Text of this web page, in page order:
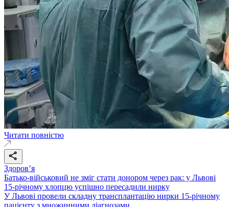
Читати повністю
Здоровʼя
Батько-військовий не зміг стати донором через рак: у Львові
15-річному хлопцю успішно пересадили нирку
У Львові провели складну трансплантацію нирки 15-річному
пацієнту з множинними діагнозами.